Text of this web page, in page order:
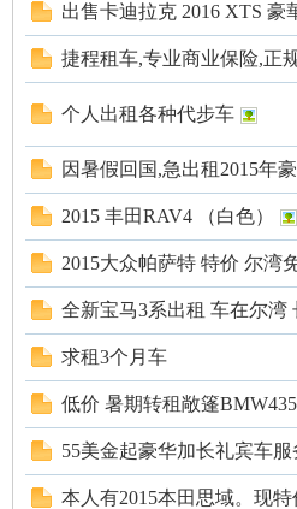
人
出售卡迪拉克 2016 XTS 豪
捷程租车,专业商业保险,正
个人出租各种代步车
因暑假回国,急出租2015年
2015 丰田RAV4 （白色）
2015大众帕萨特 特价 尔湾
全新宝马3系出租 车在尔湾
求租3个月车
低价 暑期转租敞篷
55美金起豪华加长礼宾车服
本人有2015本田思域。现特